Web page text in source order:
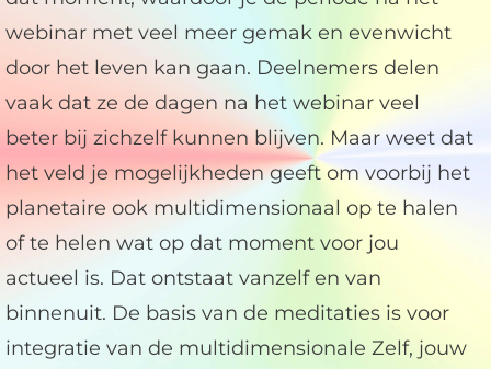
webinar met veel meer gemak en evenwicht
door het leven kan gaan. Deelnemers delen
vaak dat ze de dagen na het webinar veel
beter bij zichzelf kunnen blijven. Maar weet dat
het veld je mogelijkheden geeft om voorbij het
planetaire ook multidimensionaal op te halen
of te helen wat op dat moment voor jou
actueel is. Dat ontstaat vanzelf en van
binnenuit. De basis van de meditaties is voor
integratie van de multidimensionale Zelf, jouw